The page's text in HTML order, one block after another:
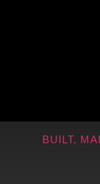
BUILT,